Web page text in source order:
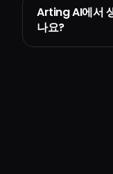
Arting AI에서
나요?